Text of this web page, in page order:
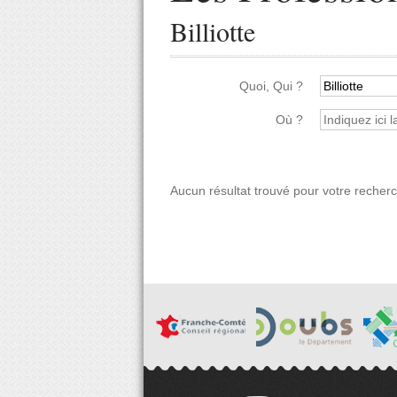
Billiotte
Quoi, Qui ?
Où ?
Aucun résultat trouvé pour votre